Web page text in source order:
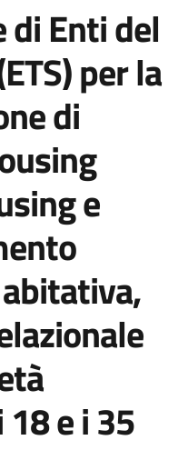
di Enti del
per la
di
e
e i 35